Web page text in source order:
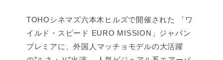
TOHOシネマズ六本木ヒルズで開催された 「ワ
イルド・スピード EURO MISSION」ジャパン
プレミアに、外国人マッチョモデルの大活躍